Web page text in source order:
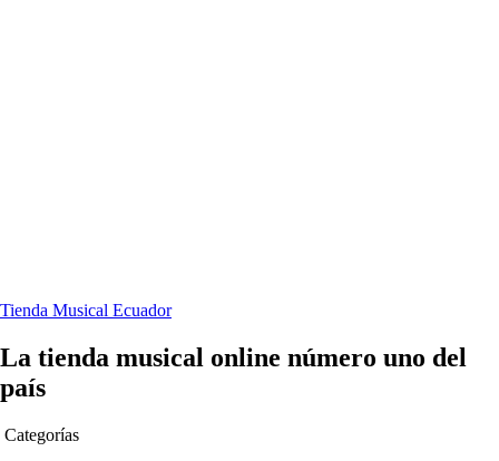
Tienda Musical Ecuador
La tienda musical online número uno del
país
Categorías